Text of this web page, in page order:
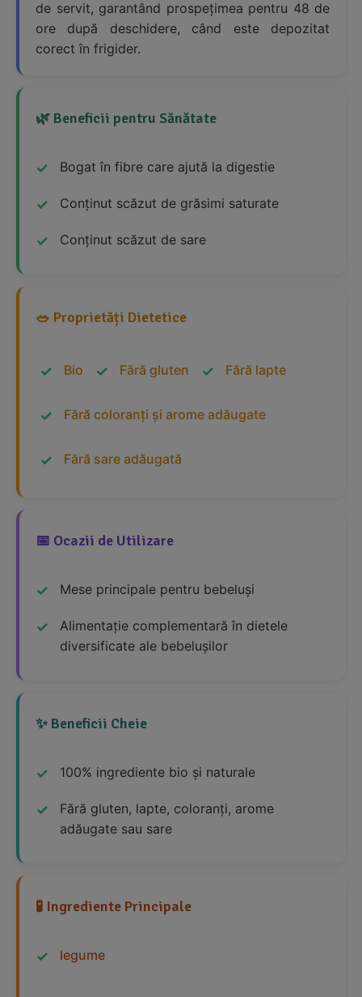
de servit, garantând prospețimea pentru 48 de
ore după deschidere, când este depozitat
corect în frigider.
🌿 Beneficii pentru Sănătate
Bogat în fibre care ajută la digestie
Conținut scăzut de grăsimi saturate
Conținut scăzut de sare
🥗 Proprietăți Dietetice
Bio Fără gluten Fără lapte
Fără coloranți și arome adăugate
Fără sare adăugată
📅 Ocazii de Utilizare
Mese principale pentru bebeluși
Alimentație complementară în dietele
diversificate ale bebelușilor
✨ Beneficii Cheie
100% ingrediente bio și naturale
Fără gluten, lapte, coloranți, arome
adăugate sau sare
🧪 Ingrediente Principale
legume